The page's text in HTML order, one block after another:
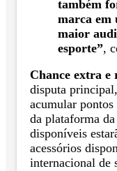
também
marca em
maior
esporte”,
Chance extra e
disputa
acumular
da plataforma
disponíveis
acessórios
internacional de